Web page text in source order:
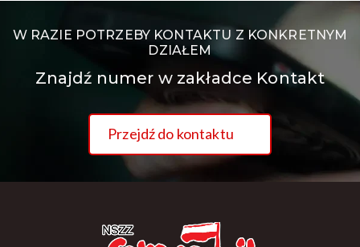
W RAZIE POTRZEBY KONTAKTU Z KONKRETNYM
DZIAŁEM
Znajdź numer w zakładce Kontakt
Przejdź do kontaktu